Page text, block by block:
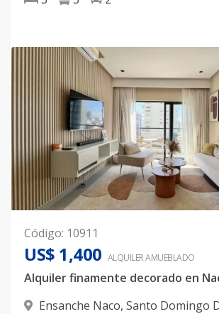
Código: 10911
US$ 1,400 ALQUILERAMUEBLADO
Alquiler finamente decorado en
Ensanche Naco, Santo Domingo